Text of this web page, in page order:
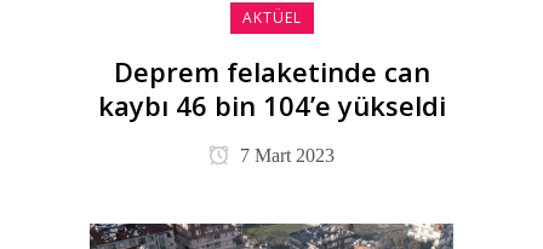
AKTÜEL
Deprem felaketinde can
kaybı 46 bin 104’e yükseldi
7 Mart 2023